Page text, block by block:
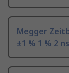
Megger
±1 % 1 % 2